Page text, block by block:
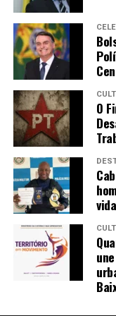
avivamento no
de transformação.
Empreendedora,
mulheres possam
construindo
finaliza Mirella.
Sobre a autora
Natural de Recife
em farmácia
indústria
compliance e
empresária,
próprio negócio e
ilha do Governador:
sócias realizadas
abertas da
E na última semana
operacional da
duas agências
O diretor
dias para a
O